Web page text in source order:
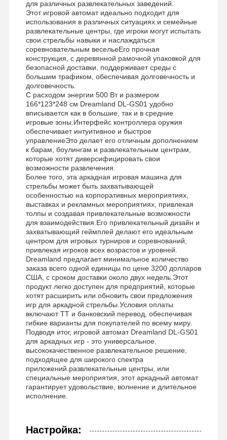
Игровой автомат когтя
игровая машина для толкания монет
Мягкое оборудование для игровых площадок
Симулятор игры на мотоцикле
Имитатор VR 360
VR аркадный шутер
Кино VR
автомобиль бампера
VR тренажер для гонок
для различных развлекательных заведений.
Этот игровой автомат идеально подходит для
использования в различных ситуациях.и семейные
развлекательные центры, где игроки могут испытать
свои стрельбы навыки и наслаждаться
соревновательным весельеЕго прочная
конструкция, с деревянной рамочной упаковкой для
безопасной доставки, поддерживает среды с
большим трафиком, обеспечивая долговечность и
долговечность.
С расходом энергии 500 Вт и размером
166*123*248 см Dreamland DL-GS01 удобно
вписывается как в большие, так и в средние
игровые зоны.Интерфейс контроллера оружия
обеспечивает интуитивное и быстрое
управлениеЭто делает его отличным дополнением
к барам, боулингам и развлекательным центрам,
которые хотят диверсифицировать свои
возможности развлечения.
Более того, эта аркадная игровая машина для
стрельбы может быть захватывающей
особенностью на корпоративных мероприятиях,
выставках и рекламных мероприятиях, привлекая
толпы и создавая привлекательные возможности
для взаимодействия.Его привлекательный дизайн и
захватывающий геймплей делают его идеальным
центром для игровых турниров и соревнований,
привлекая игроков всех возрастов и уровней.
Dreamland предлагает минимальное количество
заказа всего одной единицы по цене 3200 долларов
США, с сроком доставки около двух недель.Этот
продукт легко доступен для предприятий, которые
хотят расширить или обновить свои предложения
игр для аркадной стрельбы.Условия оплаты
включают TT и банковский перевод, обеспечивая
гибкие варианты для покупателей по всему миру.
Подводя итог, игровой автомат Dreamland DL-GS01
для аркадных игр - это универсальное,
высококачественное развлекательное решение,
подходящее для широкого спектра
приложений.развлекательные центры, или
специальные мероприятия, этот аркадный автомат
гарантирует удовольствие, волнение и длительное
исполнение.
Настройка: